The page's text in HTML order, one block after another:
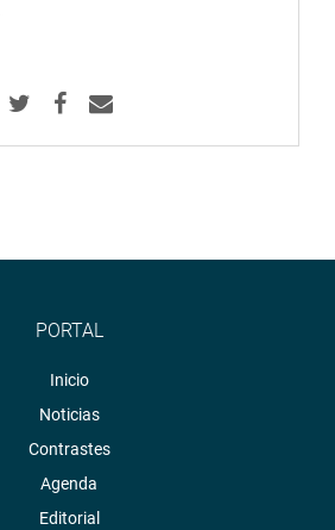
PORTAL
Inicio
Noticias
Contrastes
Agenda
Editorial